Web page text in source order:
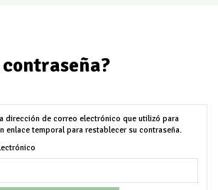
dirección de correo electrónico que utilizó para
enlace temporal para restablecer su contraseña.